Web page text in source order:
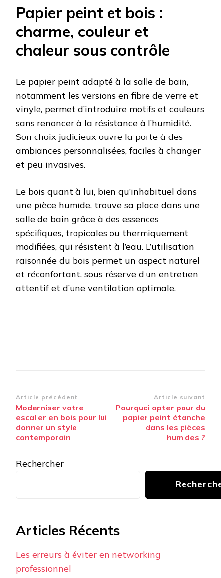
Papier peint et bois :
charme, couleur et
chaleur sous contrôle
Le papier peint adapté à la salle de bain,
notamment les versions en fibre de verre et
vinyle, permet d’introduire motifs et couleurs
sans renoncer à la résistance à l’humidité.
Son choix judicieux ouvre la porte à des
ambiances personnalisées, faciles à changer
et peu invasives.
Le bois quant à lui, bien qu’inhabituel dans
une pièce humide, trouve sa place dans une
salle de bain grâce à des essences
spécifiques, tropicales ou thermiquement
modifiées, qui résistent à l’eau. L’utilisation
raisonnée du bois permet un aspect naturel
et réconfortant, sous réserve d’un entretien
attentif et d’une ventilation optimale.
Navigation
d’article
Article précédent
Moderniser votre
escalier en bois pour lui
donner un style
contemporain
Article suivant
Pourquoi opter pour du
papier peint étanche
dans les pièces
humides ?
Rechercher
Articles Récents
Les erreurs à éviter en networking
professionnel